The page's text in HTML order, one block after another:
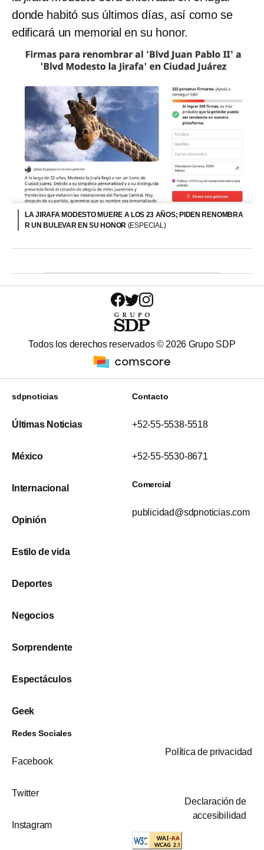
donde habitó sus últimos días, así como se
edificará un memorial en su honor.
LA JIRAFA MODESTO MUERE A LOS 23 AÑOS; PIDEN RENOMBRA
R UN BULEVAR EN SU HONOR (ESPECIAL)
Todos los derechos reservados © 2026 Grupo SDP
sdpnoticias
Últimas Noticias
México
Internacional
Opinión
Estilo de vida
Deportes
Negocios
Sorprendente
Espectáculos
Geek
Contacto
+52-55-5538-5518
+52-55-5530-8671
Comercial
publicidad@sdpnoticias.com
Redes Sociales
Facebook
Twitter
Instagram
Política de privacidad
Declaración de
accesibilidad